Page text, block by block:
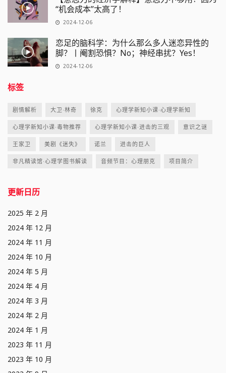
“机会成本”太高了！
2024-12-06
恋足的脑科学：为什么那么多人迷恋异性的
脚？丨阉割恐惧？No；神经串扰？Yes！
2024-12-06
标签
剧情解析 大卫·林奇 徐克 心理学新知小课·心理学新知
心理学新知小课·毒物推荐 心理学新知小课·进击的三观 意识之谜
王家卫 美剧《迷失》 诺兰 进击的巨人
非凡精读馆·心理学图书解读 音频节目：心理朋克 项目简介
更新日历
2025 年 2 月
2024 年 12 月
2024 年 11 月
2024 年 10 月
2024 年 5 月
2024 年 4 月
2024 年 3 月
2024 年 2 月
2024 年 1 月
2023 年 11 月
2023 年 10 月